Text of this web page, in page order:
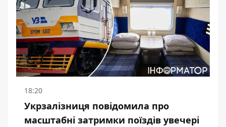
18:20
Укрзалізниця повідомила про
масштабні затримки поїздів увечері